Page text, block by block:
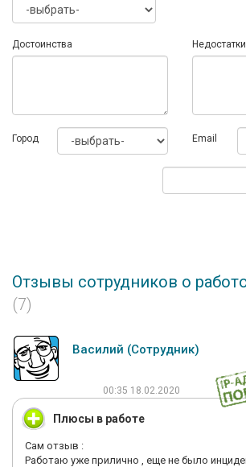
Достоинства Недостатки
Город Email
Отзывы сотрудников о
(7)
Василий (Сотрудник)
00:35 18.02.2020
Плюсы в работе
Сам отзыв :
Работаю уже прилично , еще не было